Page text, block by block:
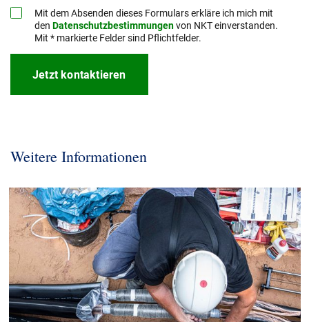
Mit dem Absenden dieses Formulars erkläre ich mich mit
den Datenschutzbestimmungenvon NKT einverstanden.
Mit * markierte Felder sind Pflichtfelder.
Jetzt kontaktieren
Weitere Informationen